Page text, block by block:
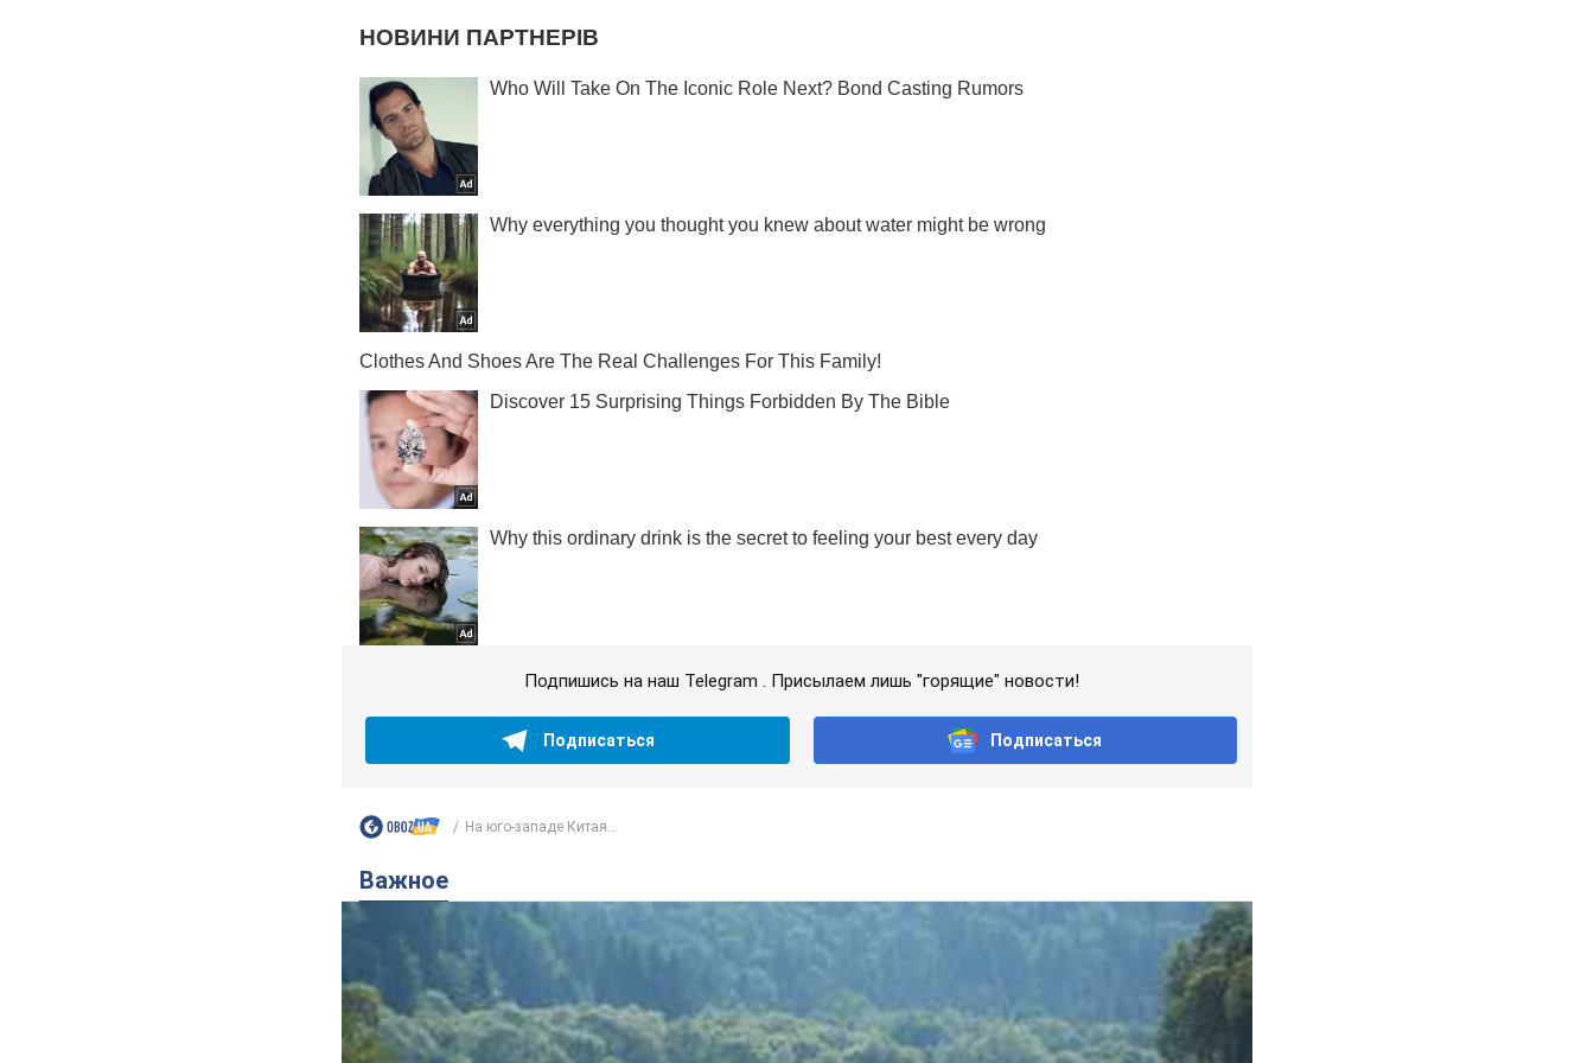
Подпишись на наш Telegram . Присылаем лишь "горящие" новости!
Подписаться Подписаться
На юго-западе Китая...
Важное